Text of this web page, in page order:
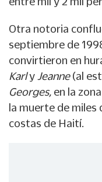
Otra notoria
septiembre de
convirtieron en
Karly Jeanne(al
Georges, en la
la muerte de miles
costas de Haití.